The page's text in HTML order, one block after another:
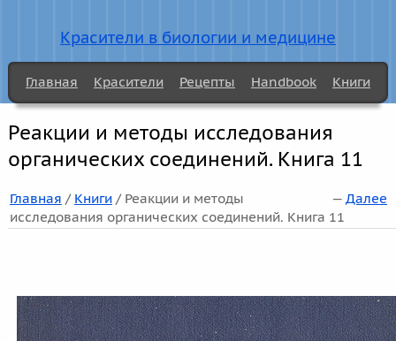
Красители в биологии и медицине
Главная Красители Рецепты Handbook Книги
Реакции и методы исследования
органических соединений. Книга 11
Главная / — Далее
Книги/ Реакции и методы
исследования органических соединений. Книга 11